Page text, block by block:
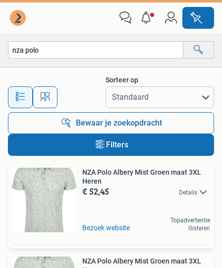
Alle afstanden…
Sorteer op
Bewaar je zoekopdracht
Filters
NZA Polo Albery Mist Groen maat 3XL
Heren
€ 52,45 Details
Bezoek website
Topadvertentie
Gisteren
NZA Polo Albery Mist Groen maat 3XL